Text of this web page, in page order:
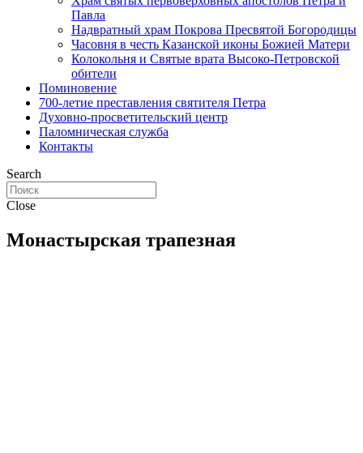
Павла
Надвратный храм Покрова Пресвятой Богородицы
Часовня в честь Казанской иконы Божией Матери
Колокольня и Святые врата Высоко-Петровской
обители
Поминовение
700-летие преставления святителя Петра
Духовно-просветительский центр
Паломническая служба
Контакты
Search
Close
Монастырская трапезная